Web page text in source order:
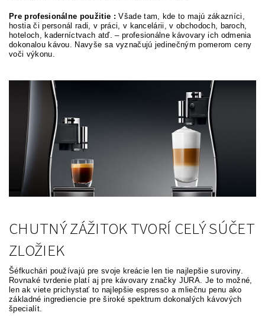
Pre profesionálne použitie : Všade tam, kde to majú zákazníci,
hostia či personál radi, v práci, v kancelárii, v obchodoch, baroch,
hoteloch, kaderníctvach atď. – profesionálne kávovary ich odmenia
dokonalou kávou. Navyše sa vyznačujú jedinečným pomerom ceny
voči výkonu.
CHUTNÝ ZÁŽITOK TVORÍ CELÝ SÚČET
ZLOŽIEK
Šéfkuchári používajú pre svoje kreácie len tie najlepšie suroviny.
Rovnaké tvrdenie platí aj pre kávovary značky JURA. Je to možné,
len ak viete prichystať to najlepšie espresso a mliečnu penu ako
základné ingrediencie pre široké spektrum dokonalých kávových
špecialít.